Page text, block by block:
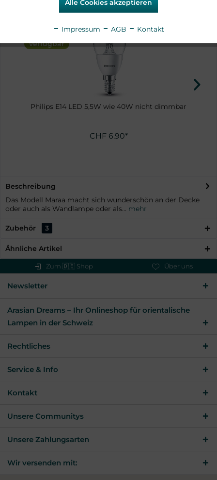
verfügbar
Philips E14 LED 5,5W wie 40W nicht dimmbar
CHF 6.90*
Beschreibung
Das Modell Maraa macht sich wunderschön an der Decke
oder auch als Wandlampe oder als... mehr
Zubehör 3
Ähnliche Artikel
Zum 🇩🇪 Shop Über uns
Newsletter
Arasian Dreams – Ihr Onlineshop für orientalische
Lampen in der Schweiz
Rechtliches
Service & Info
Kontakt
Unsere Communitys
Unsere Zahlungsarten
Wir versenden mit:
Alle Cookies akzeptieren
Impressum AGB Kontakt